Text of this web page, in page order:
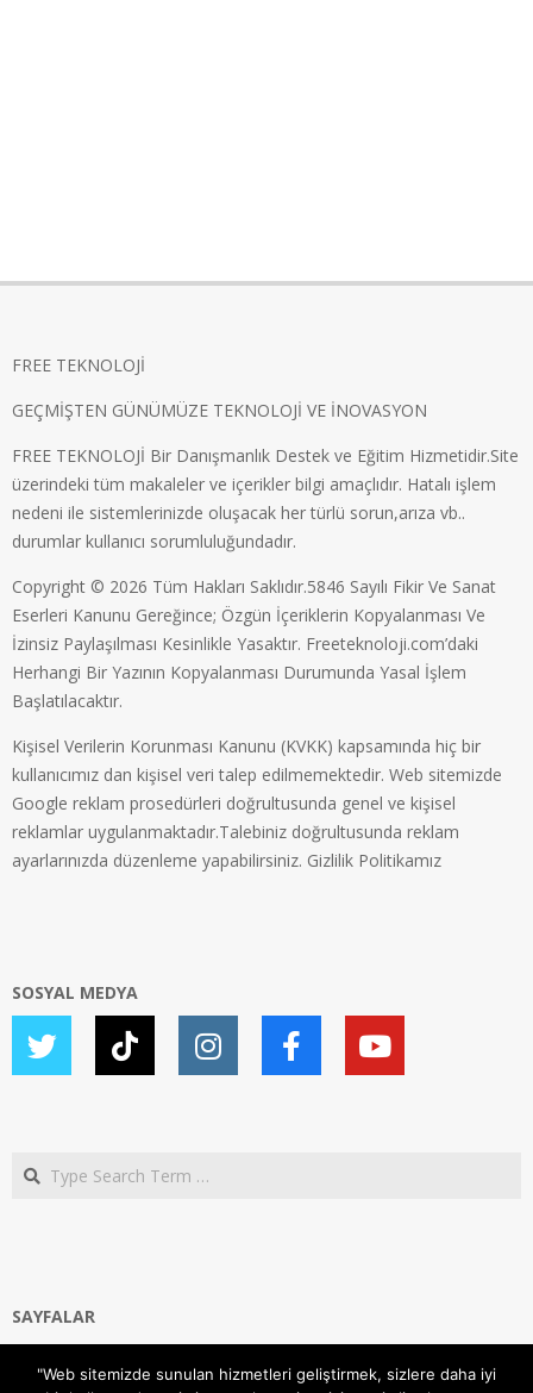
FREE TEKNOLOJİ
GEÇMİŞTEN GÜNÜMÜZE TEKNOLOJİ VE İNOVASYON
FREE TEKNOLOJİ Bir Danışmanlık Destek ve Eğitim Hizmetidir.Site
üzerindeki tüm makaleler ve içerikler bilgi amaçlıdır. Hatalı işlem
nedeni ile sistemlerinizde oluşacak her türlü sorun,arıza vb..
durumlar kullanıcı sorumluluğundadır.
Copyright © 2026 Tüm Hakları Saklıdır.5846 Sayılı Fikir Ve Sanat
Eserleri Kanunu Gereğince; Özgün İçeriklerin Kopyalanması Ve
İzinsiz Paylaşılması Kesinlikle Yasaktır. Freeteknoloji.com’daki
Herhangi Bir Yazının Kopyalanması Durumunda Yasal İşlem
Başlatılacaktır.
Kişisel Verilerin Korunması Kanunu (KVKK) kapsamında hiç bir
kullanıcımız dan kişisel veri talep edilmemektedir. Web sitemizde
Google reklam prosedürleri doğrultusunda genel ve kişisel
reklamlar uygulanmaktadır.Talebiniz doğrultusunda reklam
ayarlarınızda düzenleme yapabilirsiniz. Gizlilik Politikamız
SOSYAL MEDYA
Search
SAYFALAR
Gizlilik ve Çerezler (Cookies) Politikası
"Web sitemizde sunulan hizmetleri geliştirmek, sizlere daha iyi